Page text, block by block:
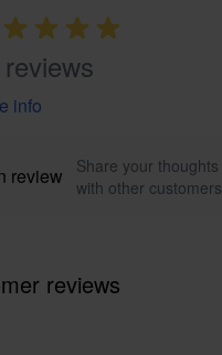
info
review
Share your thoughts
with other customers
reviews